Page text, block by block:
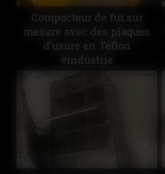
Compacteur de fut sur
mesure avec des plaques
d’usure en Téflon
#industrie